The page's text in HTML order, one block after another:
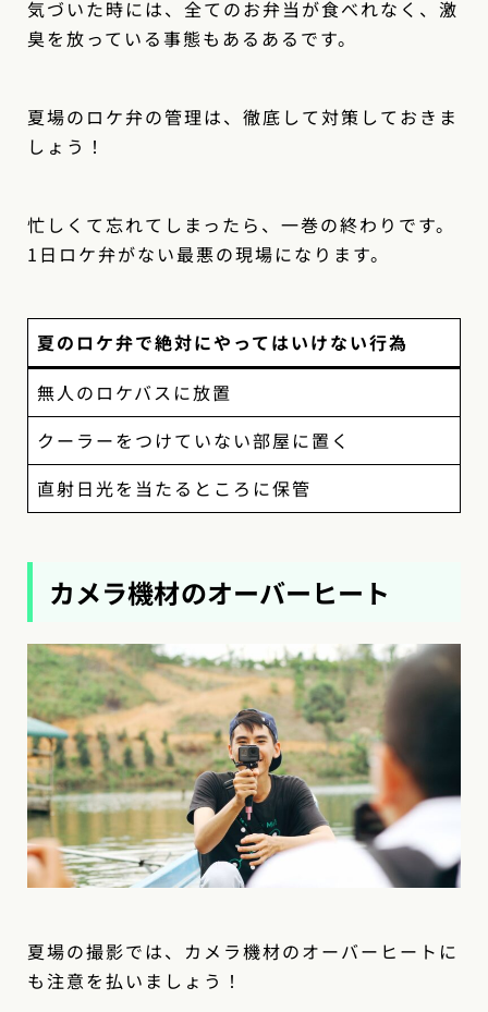
気づいた時には、全てのお弁当が食べれなく、激
臭を放っている事態もあるあるです。
夏場のロケ弁の管理は、徹底して対策しておきま
しょう！
忙しくて忘れてしまったら、一巻の終わりです。
1日ロケ弁がない最悪の現場になります。
夏のロケ弁で絶対にやってはいけない行為
無人のロケバスに放置
クーラーをつけていない部屋に置く
直射日光を当たるところに保管
カメラ機材のオーバーヒート
夏場の撮影では、カメラ機材のオーバーヒートに
も注意を払いましょう！